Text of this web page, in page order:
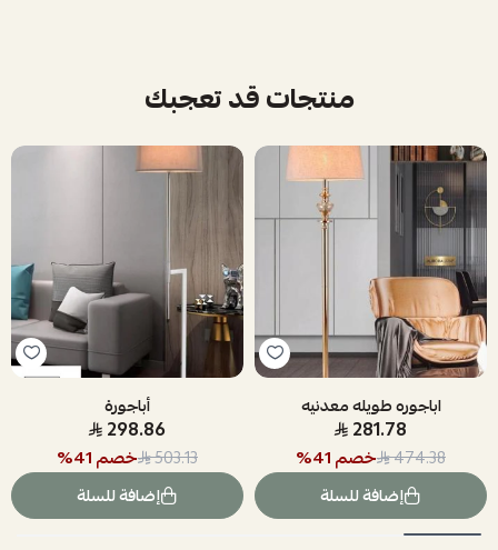
منتجات قد تعجبك
اباجوره طويله معدنيه
281.78
474.38 خصم41
%
إضافة للسلة
أباجورة
298.86
503.13 خصم41
%
إضافة للسلة